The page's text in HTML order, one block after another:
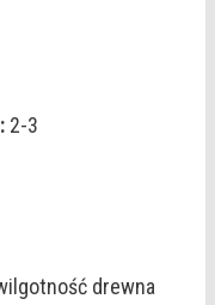
2-3
drewna